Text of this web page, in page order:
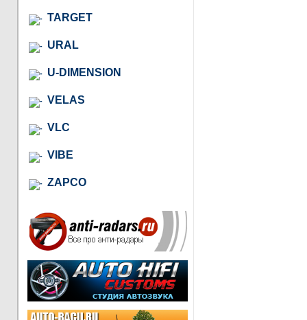
TARGET
URAL
U-DIMENSION
VELAS
VLC
VIBE
ZAPCO